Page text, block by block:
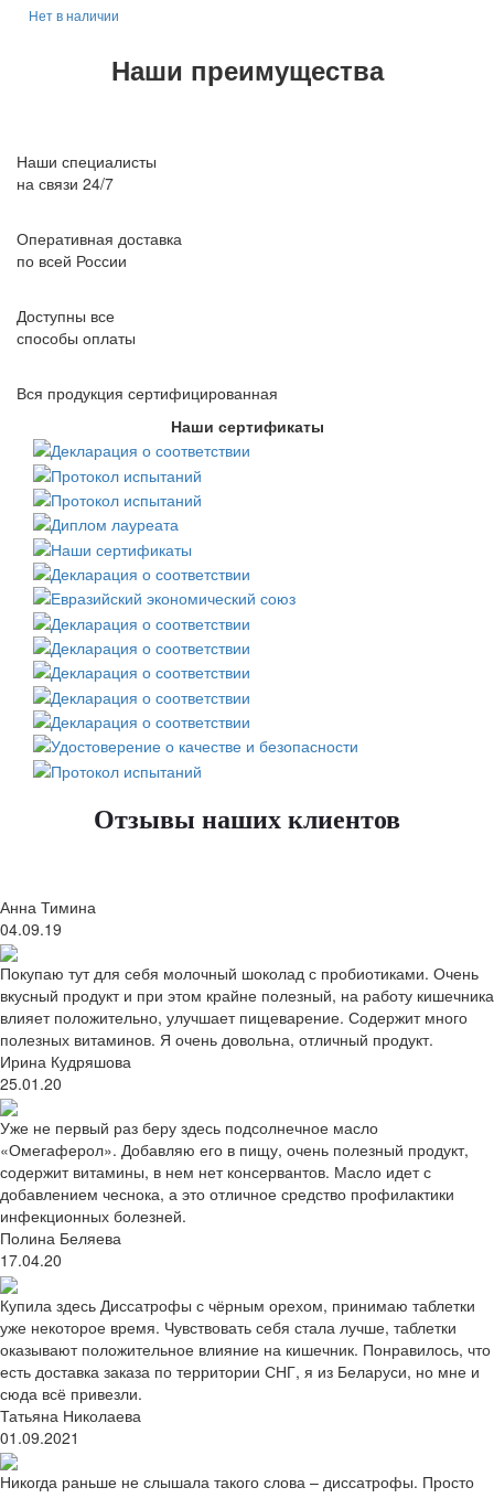
Нет в наличии
Наши преимущества
Наши специалисты
на связи 24/7
Оперативная доставка
по всей России
Доступны все
способы оплаты
Вся продукция сертифицированная
Наши сертификаты
Отзывы наших клиентов
Анна Тимина
04.09.19
Покупаю тут для себя молочный шоколад с пробиотиками. Очень
вкусный продукт и при этом крайне полезный, на работу кишечника
влияет положительно, улучшает пищеварение. Содержит много
полезных витаминов. Я очень довольна, отличный продукт.
Ирина Кудряшова
25.01.20
Уже не первый раз беру здесь подсолнечное масло
«Омегаферол». Добавляю его в пищу, очень полезный продукт,
содержит витамины, в нем нет консервантов. Масло идет с
добавлением чеснока, а это отличное средство профилактики
инфекционных болезней.
Полина Беляева
17.04.20
Купила здесь Диссатрофы с чёрным орехом, принимаю таблетки
уже некоторое время. Чувствовать себя стала лучше, таблетки
оказывают положительное влияние на кишечник. Понравилось, что
есть доставка заказа по территории СНГ, я из Беларуси, но мне и
сюда всё привезли.
Татьяна Николаева
01.09.2021
Никогда раньше не слышала такого слова – диссатрофы. Просто